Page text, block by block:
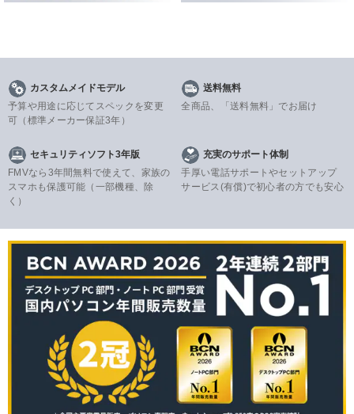
カスタムメイドモデル
予算や用途に応じてスペックを変更
可 （標準メーカー保証3年）
送料無料
全商品、「送料無料」でお届け
セキュリティソフト3年版
FMVなら3年間無料で使えて、家族の
スマホも保護可能（一部機種、除
く）
充実のサポート体制
手厚い電話サポートやセットアップ
サービス(有償)で初心者の方でも安心